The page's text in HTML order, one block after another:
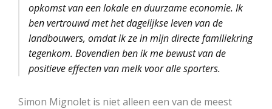
opkomst van een lokale en duurzame economie. Ik
ben vertrouwd met het dagelijkse leven van de
landbouwers, omdat ik ze in mijn directe familiekring
tegenkom. Bovendien ben ik me bewust van de
positieve effecten van melk voor alle sporters.
Simon Mignolet is niet alleen een van de meest